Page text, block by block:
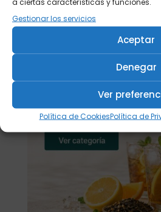
Gestionar los servicios
Aceptar
Denegar
Ver
Política de CookiesPolítica de